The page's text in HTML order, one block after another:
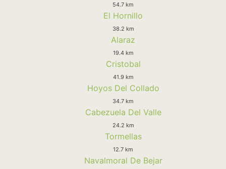
54.7 km
El Hornillo
38.2 km
Alaraz
19.4 km
Cristobal
41.9 km
Hoyos Del Collado
34.7 km
Cabezuela Del Valle
24.2 km
Tormellas
12.7 km
Navalmoral De Bejar